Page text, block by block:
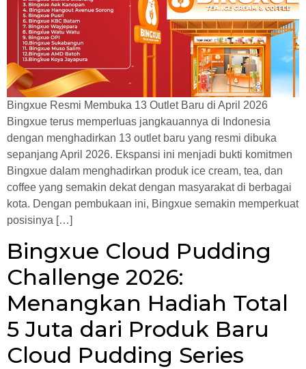
Bingxue Resmi Membuka 13 Outlet Baru di April 2026
Bingxue terus memperluas jangkauannya di Indonesia
dengan menghadirkan 13 outlet baru yang resmi dibuka
sepanjang April 2026. Ekspansi ini menjadi bukti komitmen
Bingxue dalam menghadirkan produk ice cream, tea, dan
coffee yang semakin dekat dengan masyarakat di berbagai
kota. Dengan pembukaan ini, Bingxue semakin memperkuat
posisinya […]
Bingxue Cloud Pudding
Challenge 2026:
Menangkan Hadiah Total
5 Juta dari Produk Baru
Cloud Pudding Series